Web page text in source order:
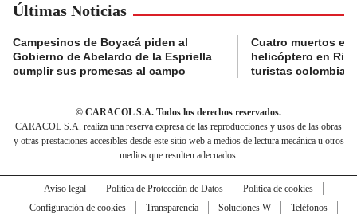
Últimas Noticias
Campesinos de Boyacá piden al
Gobierno de Abelardo de la Espriella
cumplir sus promesas al campo
Cuatro muertos en
helicóptero en
turistas
© CARACOL S.A. Todos los derechos reservados.
CARACOL S.A. realiza una reserva expresa de las reproducciones y usos de las obras
y otras prestaciones accesibles desde este sitio web a medios de lectura mecánica u otros
medios que resulten adecuados.
Aviso legal Política de Protección de Datos
Política de cookies
Configuración de cookies
Transparencia Soluciones W
Teléfonos